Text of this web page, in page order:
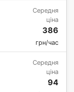
Середня
ціна
386
грн/час
Середня
ціна
94